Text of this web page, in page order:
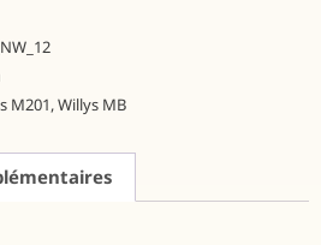
M201,Willys MB